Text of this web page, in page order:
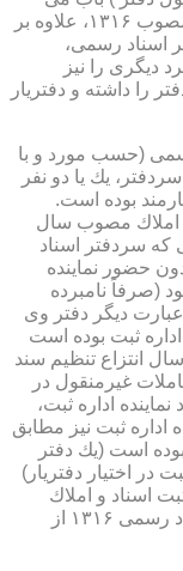
شود. قانونگذار در قانون دفاتر اسناد رسمی مصوب ۱۳۱۶، علاوه بر
اسناد رسمی،
را نیز
را داشته و دفتریار
اسناد رسمی (حسب مورد و با
یك یا دو نفر
بوده است.
املاك مصوب سال
۱۳۱۶، در صورتی كه سردفتر اسناد
حضور نماینده
(صرفاً نامبرده
عبارت دیگر دفتر وی
ثبت بوده است
به بعد، (ازسال ۱۳۱۶، یعنی سال انتزاع تنظیم سند
غیرمنقول در
اداره ثبت،
اداره ثبت نیز مطابق
بوده است (یك دفتر
در اختیار دفتریار)
اسناد و املاك
مصوب ۱۳۱۰ از یك طرف و قانون دفاتر اسناد رسمی ۱۳۱۶ از